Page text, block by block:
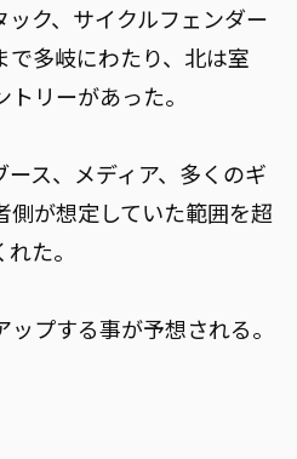
ク、サイクルフェンダー
多岐にわたり、北は室
リーがあった。
ス、メディア、多くのギ
側が想定していた範囲を超
た。
プする事が予想される。